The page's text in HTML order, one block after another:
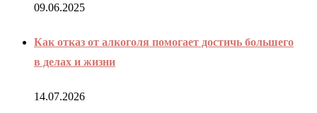
09.06.2025
Как отказ от алкоголя помогает достичь большего
в делах и жизни
14.07.2026